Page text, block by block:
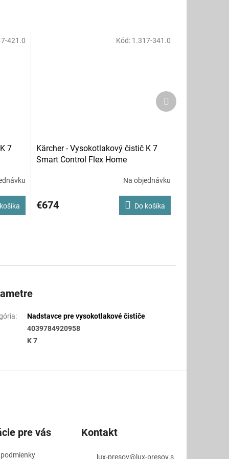
7
421.0
Kärcher - Vysokotlakový čistič K 7
Smart Control Flex Home
Na objednávku
€674 Do košíka
Kód: 1.317-341.0
Ďalší
produkt
:
Nadstavce pre vysokotlakové čističe
4039784920958
K 7
pre vás Kontakt
lux-presov@lux-presov.s